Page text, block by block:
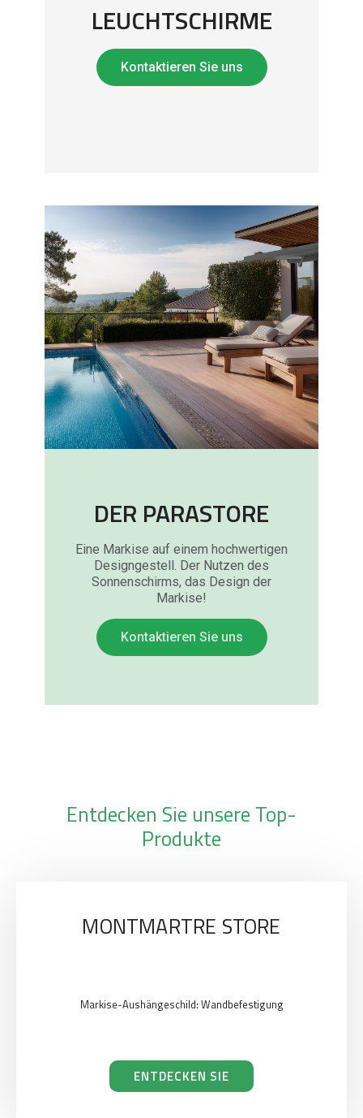
LEUCHTSCHIRME
Kontaktieren Sie uns
DER PARASTORE
Eine Markise auf einem hochwertigen
Designgestell. Der Nutzen des
Sonnenschirms, das Design der
Markise!
Kontaktieren Sie uns
Entdecken Sie unsere Top-
Produkte
MONTMARTRE STORE
Markise-Aushängeschild: Wandbefestigung
ENTDECKEN SIE